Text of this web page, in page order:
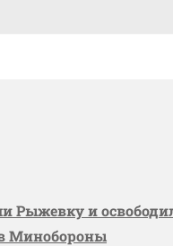
Рыжевку и
Минобороны